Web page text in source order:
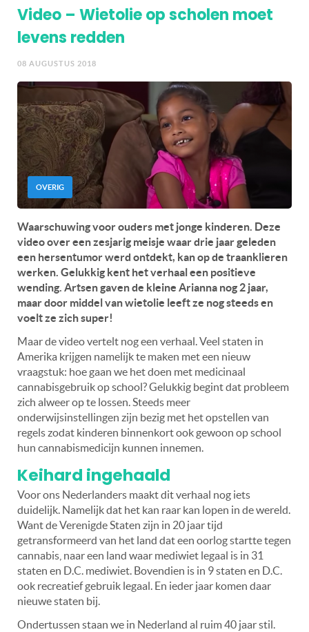
Video – Wietolie op scholen moet
levens redden
08 AUGUSTUS 2018
OVERIG
Waarschuwing voor ouders met jonge kinderen. Deze
video over een zesjarig meisje waar drie jaar geleden
een hersentumor werd ontdekt, kan op de traanklieren
werken. Gelukkig kent het verhaal een positieve
wending. Artsen gaven de kleine Arianna nog 2 jaar,
maar door middel van wietolie leeft ze nog steeds en
voelt ze zich super!
Maar de video vertelt nog een verhaal. Veel staten in
Amerika krijgen namelijk te maken met een nieuw
vraagstuk: hoe gaan we het doen met medicinaal
cannabisgebruik op school? Gelukkig begint dat probleem
zich alweer op te lossen. Steeds meer
onderwijsinstellingen zijn bezig met het opstellen van
regels zodat kinderen binnenkort ook gewoon op school
hun cannabismedicijn kunnen innemen.
Keihard ingehaald
Voor ons Nederlanders maakt dit verhaal nog iets
duidelijk. Namelijk dat het kan raar kan lopen in de wereld.
Want de Verenigde Staten zijn in 20 jaar tijd
getransformeerd van het land dat een oorlog startte tegen
cannabis, naar een land waar mediwiet legaal is in 31
staten en D.C. mediwiet. Bovendien is in 9 staten en D.C.
ook recreatief gebruik legaal. En ieder jaar komen daar
nieuwe staten bij.
Ondertussen staan we in Nederland al ruim 40 jaar stil.